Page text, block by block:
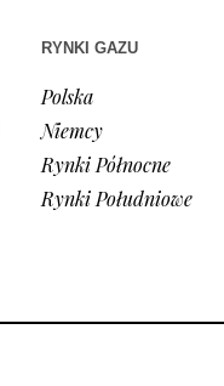
RYNKI GAZU
Polska
Niemcy
Rynki Północne
Rynki Południowe